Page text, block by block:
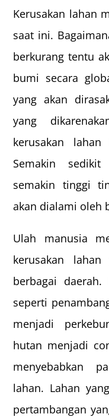
Kerusakan lahan
saat ini.
berkurang tentu
bumi secara
yang akan
yang
kerusakan
Semakin
semakin tinggi
akan dialami oleh
Ulah manusia
kerusakan
berbagai daerah.
seperti
menjadi
hutan menjadi
menyebabkan
lahan. Lahan
pertambangan